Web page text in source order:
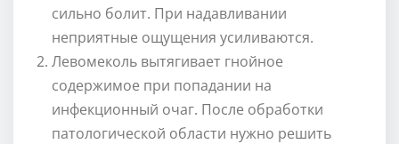
сильно болит. При надавливании
неприятные ощущения усиливаются.
Левомеколь вытягивает гнойное
содержимое при попадании на
инфекционный очаг. После обработки
патологической области нужно решить